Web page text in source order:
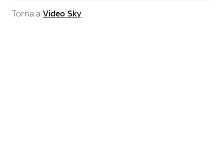
Torna a Video Sky